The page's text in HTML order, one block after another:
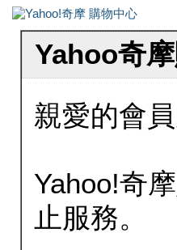
Yahoo奇
親愛的會
Yahoo!奇
止服務。